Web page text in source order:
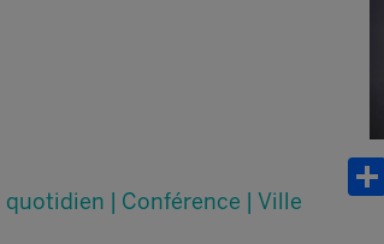
quotidien | Conférence | Ville